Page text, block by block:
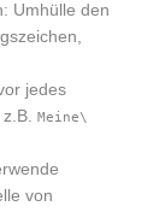
Umhülle den
jedes
z.B. Meine\
von